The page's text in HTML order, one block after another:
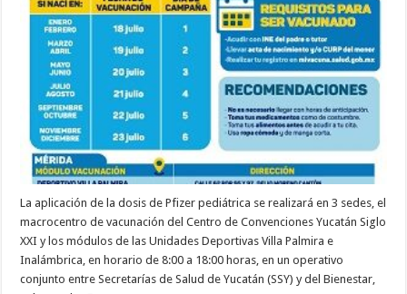
La aplicación de la dosis de Pfizer pediátrica se realizará en 3 sedes, el
macrocentro de vacunación del Centro de Convenciones Yucatán Siglo
XXI y los módulos de las Unidades Deportivas Villa Palmira e
Inalámbrica, en horario de 8:00 a 18:00 horas, en un operativo
conjunto entre Secretarías de Salud de Yucatán (SSY) y del Bienestar,